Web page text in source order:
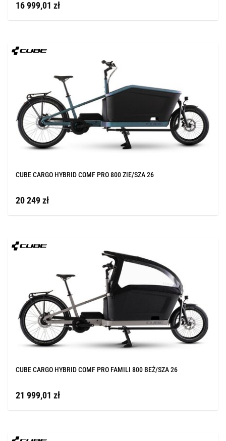
16 999,01 zł
CUBE CARGO HYBRID COMF PRO 800 ZIE/SZA 26
20 249 zł
CUBE CARGO HYBRID COMF PRO FAMILI 800 BEŻ/SZA 26
21 999,01 zł